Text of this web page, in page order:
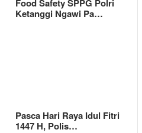
Food Safety SPPG Polri
Ketanggi Ngawi Pa…
Pasca Hari Raya Idul Fitri
1447 H, Polis…